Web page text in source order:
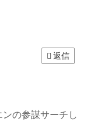
返信
の参謀サーチし